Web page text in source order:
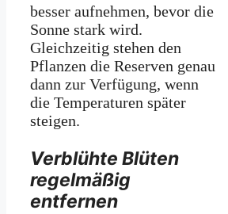
besser aufnehmen, bevor die
Sonne stark wird.
Gleichzeitig stehen den
Pflanzen die Reserven genau
dann zur Verfügung, wenn
die Temperaturen später
steigen.
Verblühte Blüten
regelmäßig
entfernen